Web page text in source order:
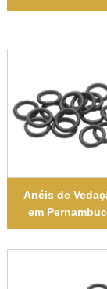
Anéis de
em